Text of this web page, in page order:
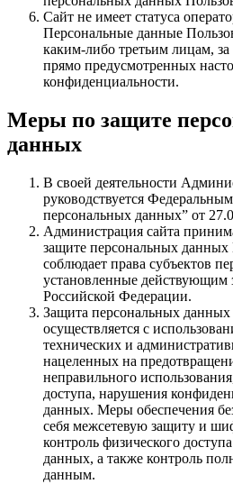
Сайт не имеет статуса
Персональные данные
каким-либо третьим лицам,
прямо предусмотренных
конфиденциальности.
Меры по защите
данных
В своей деятельности
руководствуется
персональных данных” от
Администрация сайта
защите персональных данных
соблюдает права субъектов
установленные действующим
Российской Федерации.
Защита персональных данных
осуществляется с
технических и
нацеленных на
неправильного
доступа, нарушения
данных. Меры обеспечения
себя межсетевую защиту и
контроль физического
данных, а также контроль
данным.